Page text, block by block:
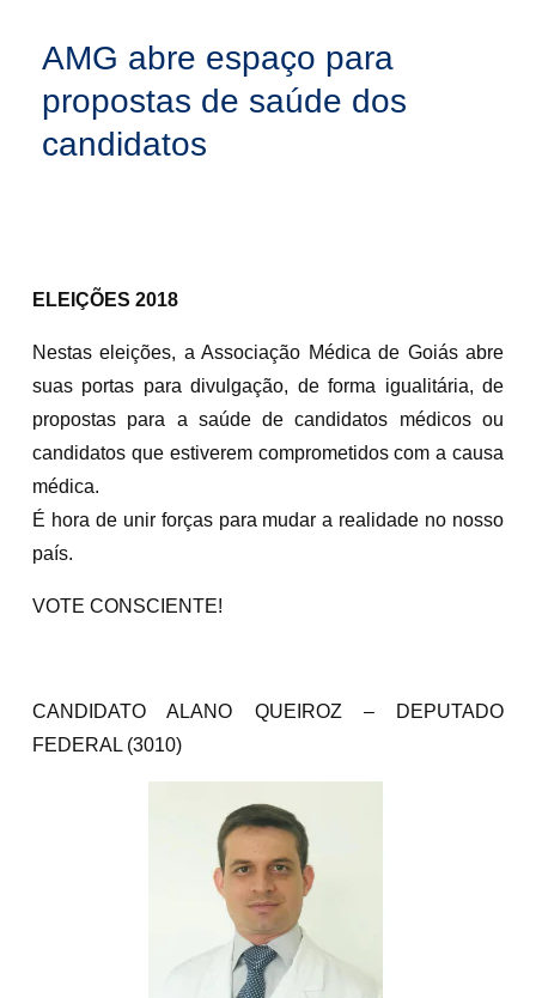
AMG abre espaço para
propostas de saúde dos
candidatos
ELEIÇÕES 2018
Nestas eleições, a Associação Médica de Goiás abre
suas portas para divulgação, de forma igualitária, de
propostas para a saúde de candidatos médicos ou
candidatos que estiverem comprometidos com a causa
médica.
É hora de unir forças para mudar a realidade no nosso
país.
VOTE CONSCIENTE!
CANDIDATO ALANO QUEIROZ – DEPUTADO
FEDERAL (3010)